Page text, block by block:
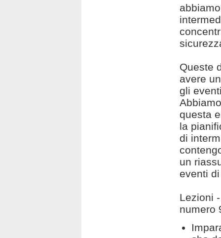
Queste
avere
gli
questa
la
di
un
eventi
Lezioni
numero